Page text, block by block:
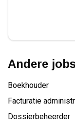
Andere
Boekhouder
Facturatie
Dossierbeheerder